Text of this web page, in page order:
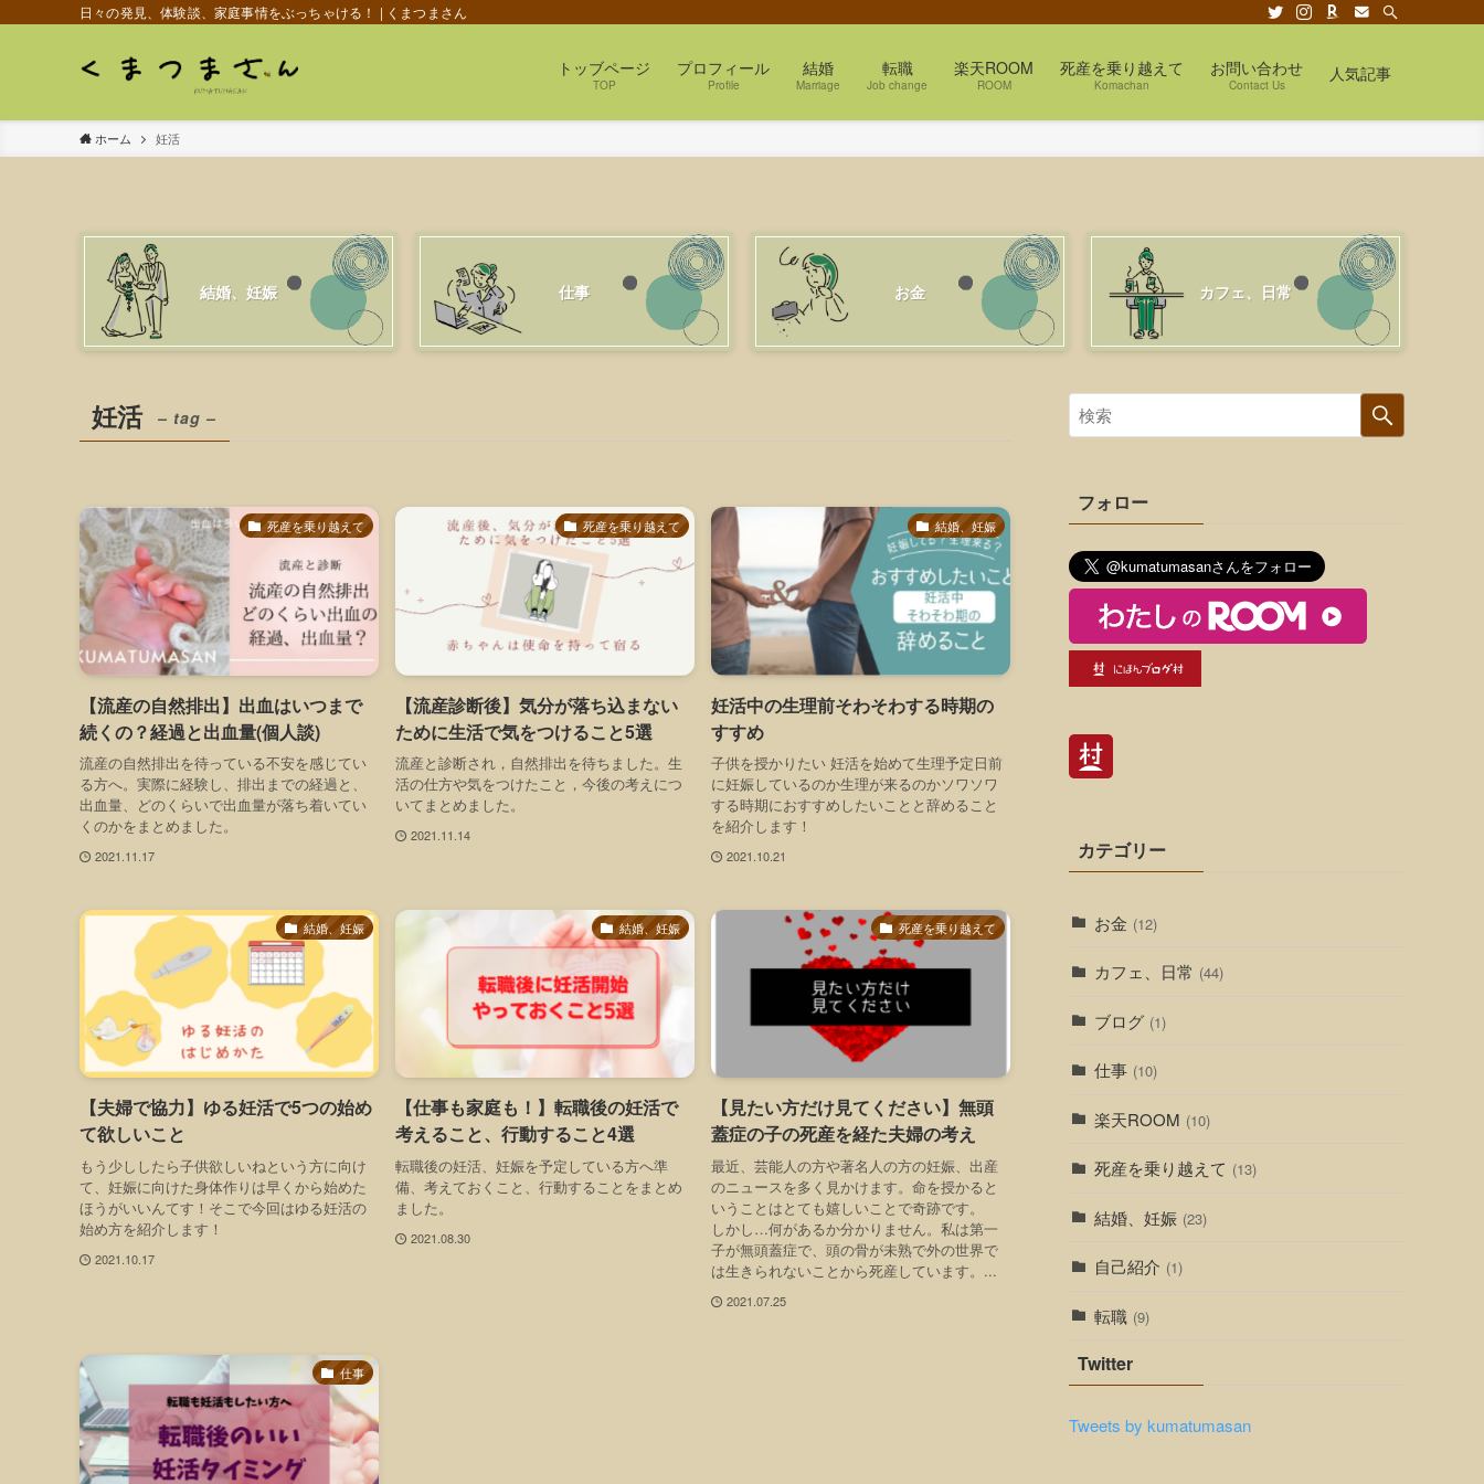
日々の発見、体験談、家庭事情をぶっちゃける！ | くまつまさん
トッブページ
TOP
プロフィール
Profile
結婚
Marriage
転職
Job change
楽天ROOM
ROOM
死産を乗り越えて
Komachan
お問い合わせ
Contact Us
人気記事
ホーム 妊活
結婚、妊娠 仕事 お金 カフェ、日常
妊活 – tag –
死産を乗り越えて
【流産の自然排出】出血はいつまで
続くの？経過と出血量(個人談)
流産の自然排出を待っている不安を感じてい
る方へ。実際に経験し、排出までの経過と、
出血量、どのくらいで出血量が落ち着いてい
くのかをまとめました。
2021.11.17
死産を乗り越えて
【流産診断後】気分が落ち込まない
ために生活で気をつけること5選
流産と診断され，自然排出を待ちました。生
活の仕方や気をつけたこと，今後の考えにつ
いてまとめました。
2021.11.14
結婚、妊娠
妊活中の生理前そわそわする時期の
すすめ
子供を授かりたい 妊活を始めて生理予定日前
に妊娠しているのか生理が来るのかソワソワ
する時期におすすめしたいことと辞めること
を紹介します！
2021.10.21
結婚、妊娠
【夫婦で協力】ゆる妊活で5つの始め
て欲しいこと
もう少ししたら子供欲しいねという方に向け
て、妊娠に向けた身体作りは早くから始めた
ほうがいいんてす！そこで今回はゆる妊活の
始め方を紹介します！
2021.10.17
結婚、妊娠
【仕事も家庭も！】転職後の妊活で
考えること、行動すること4選
転職後の妊活、妊娠を予定している方へ準
備、考えておくこと、行動することをまとめ
ました。
2021.08.30
死産を乗り越えて
【見たい方だけ見てください】無頭
蓋症の子の死産を経た夫婦の考え
最近、芸能人の方や著名人の方の妊娠、出産
のニュースを多く見かけます。命を授かると
いうことはとても嬉しいことで奇跡です。
しかし…何があるか分かりません。私は第一
子が無頭蓋症で、頭の骨が未熟で外の世界で
は生きられないことから死産しています。...
2021.07.25
仕事
フォロー
カテゴリー
お金 (12)
カフェ、日常 (44)
ブログ (1)
仕事 (10)
楽天ROOM (10)
死産を乗り越えて (13)
結婚、妊娠 (23)
自己紹介 (1)
転職 (9)
Twitter
Tweets by kumatumasan